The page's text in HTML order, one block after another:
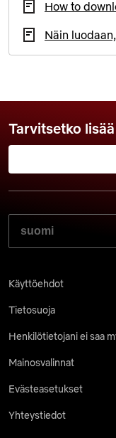
How to
Näin
Tarvitsetko
VALITSE
Käyttöehdot
Tietosuoja
Henkilötietojani ei saa
Mainosvalinnat
Evästeasetukset
Yhteystiedot